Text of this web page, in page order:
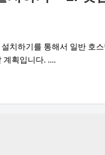
치하기를 통해서 일반 호
계획입니다. ....